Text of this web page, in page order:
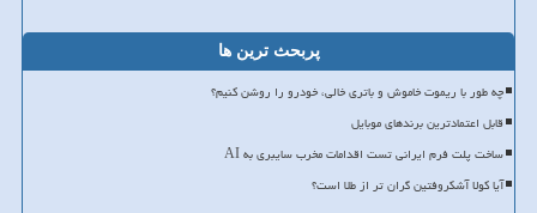
پربحث ترین ها
چه طور با ریموت خاموش و باتری خالی، خودرو را روشن کنیم؟
قابل اعتمادترین برندهای موبایل
ساخت پلت فرم ایرانی تست اقدامات مخرب سایبری به AI
آیا کولا آشکروفتین گران تر از طلا است؟